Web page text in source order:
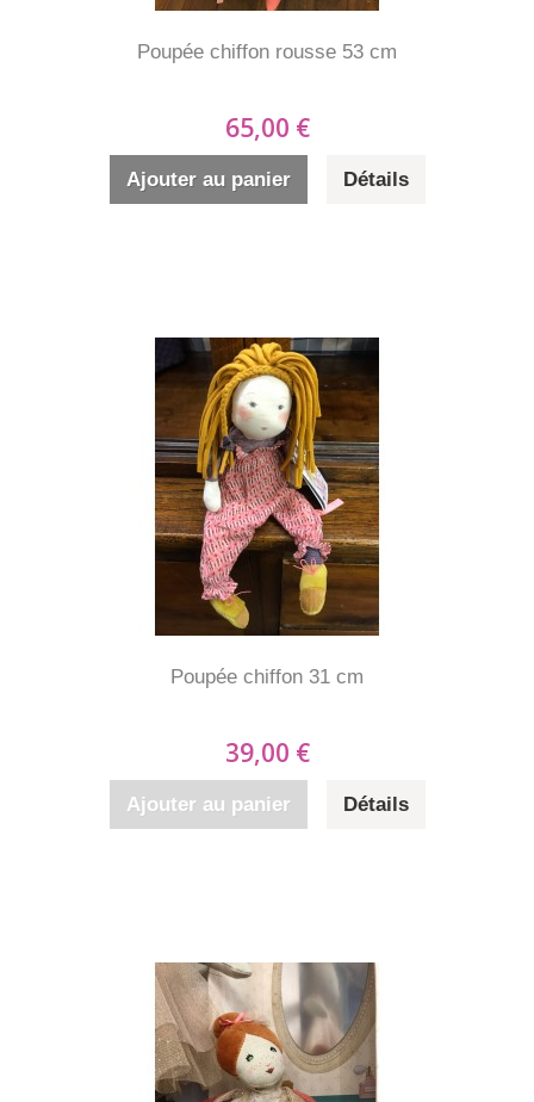
Poupée chiffon rousse 53 cm
65,00 €
Ajouter au panier Détails
Poupée chiffon 31 cm
39,00 €
Ajouter au panier Détails